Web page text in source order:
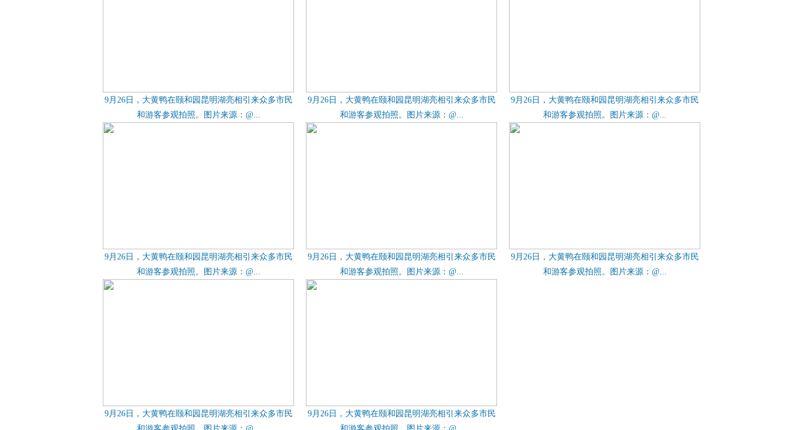
9月26日，大黄鸭在颐和园昆明湖亮相引来众多市民
和游客参观拍照。图片来源：@...
9月26日，大黄鸭在颐和园昆明湖亮相引来众多市民
和游客参观拍照。图片来源：@...
9月26日，大黄鸭在颐和园昆明湖亮相引来众多市民
和游客参观拍照。图片来源：@...
9月26日，大黄鸭在颐和园昆明湖亮相引来众多市民
和游客参观拍照。图片来源：@...
9月26日，大黄鸭在颐和园昆明湖亮相引来众多市民
和游客参观拍照。图片来源：@...
9月26日，大黄鸭在颐和园昆明湖亮相引来众多市民
和游客参观拍照。图片来源：@...
9月26日，大黄鸭在颐和园昆明湖亮相引来众多市民
9月26日，大黄鸭在颐和园昆明湖亮相引来众多市民